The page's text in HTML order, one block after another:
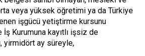
veya yüksek öğretimi ya da Türkiye
işgücü yetiştirme kursunu
Kurumuna kayıtlı işsiz de
yirmidört ay süreyle,